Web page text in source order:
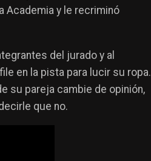
Academia y le recriminó
del jurado y al
en la pista para lucir su ropa.
su pareja cambie de opinión,
que no.